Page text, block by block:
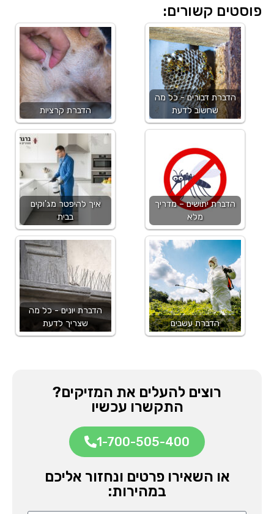
פוסטים קשורים:
הדברת דבורים - כל מה
שחשוב לדעת
הדברת יתושים – מדריך
מלא
הדברת עשבים
הדברת קרציות
איך להיפטר מג'וקים
בבית
הדברת יונים - כל מה
שצריך לדעת
רוצים להעלים את המזיקים?
התקשרו עכשיו
1-700-505-400
או השאירו פרטים ונחזור אליכם
במהירות: